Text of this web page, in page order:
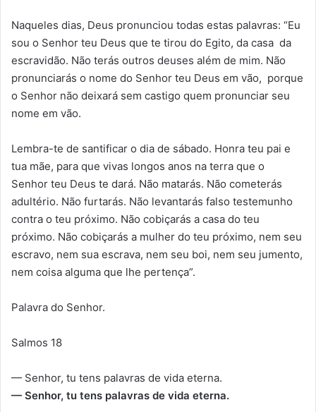
Naqueles dias, Deus pronunciou todas estas palavras: “Eu
sou o Senhor teu Deus que te tirou do Egito, da casa da
escravidão. Não terás outros deuses além de mim. Não
pronunciarás o nome do Senhor teu Deus em vão, porque
o Senhor não deixará sem castigo quem pronunciar seu
nome em vão.
Lembra-te de santificar o dia de sábado. Honra teu pai e
tua mãe, para que vivas longos anos na terra que o
Senhor teu Deus te dará. Não matarás. Não cometerás
adultério. Não furtarás. Não levantarás falso testemunho
contra o teu próximo. Não cobiçarás a casa do teu
próximo. Não cobiçarás a mulher do teu próximo, nem seu
escravo, nem sua escrava, nem seu boi, nem seu jumento,
nem coisa alguma que lhe pertença”.
Palavra do Senhor.
Salmos 18
— Senhor, tu tens palavras de vida eterna.
— Senhor, tu tens palavras de vida eterna.